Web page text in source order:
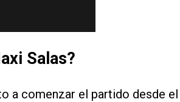
Salas?
a comenzar el partido desde el